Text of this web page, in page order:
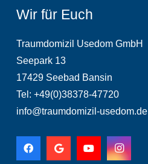
Wir für Euch
Traumdomizil Usedom GmbH
Seepark 13
17429 Seebad Bansin
Tel: +49(0)38378-47720
info@traumdomizil-usedom.de